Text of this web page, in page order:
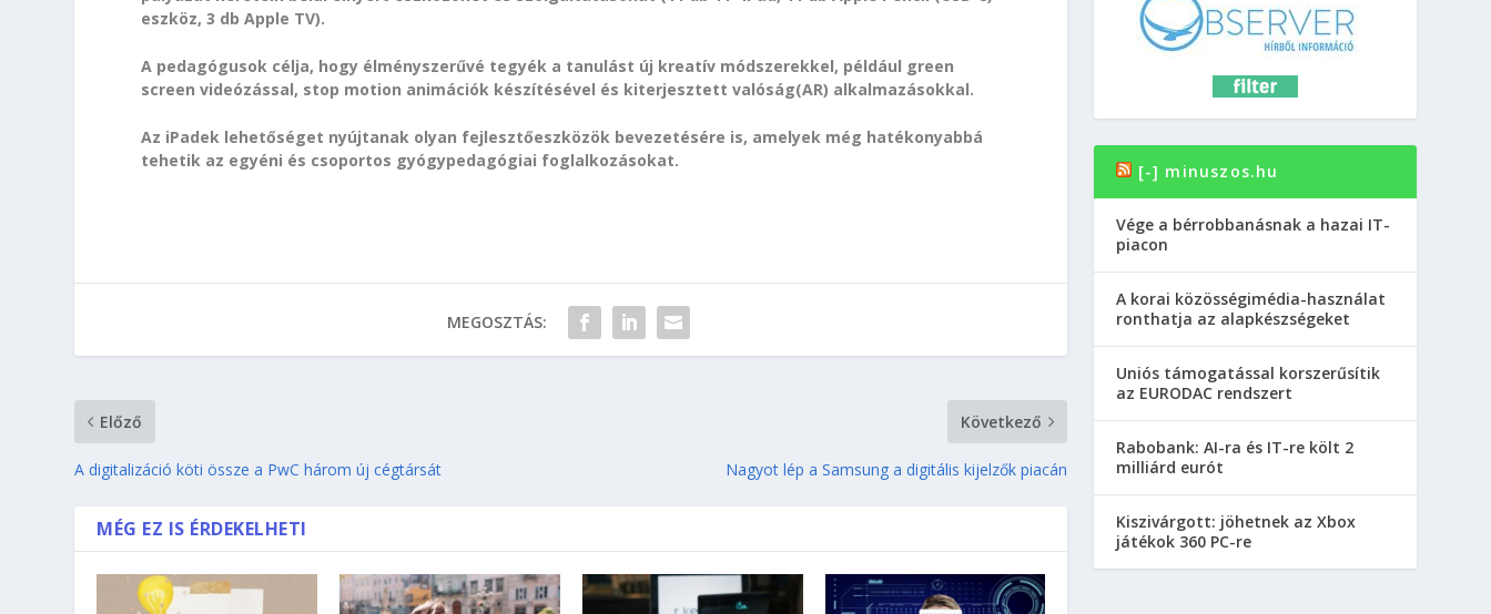
eszköz, 3 db Apple TV).
A pedagógusok célja, hogy élményszerűvé tegyék a tanulást új kreatív módszerekkel, például green
screen videózással, stop motion animációk készítésével és kiterjesztett valóság(AR) alkalmazásokkal.
Az iPadek lehetőséget nyújtanak olyan fejlesztőeszközök bevezetésére is, amelyek még hatékonyabbá
tehetik az egyéni és csoportos gyógypedagógiai foglalkozásokat.
MEGOSZTÁS:
Előző
A digitalizáció köti össze a PwC három új cégtársát
Következő
Nagyot lép a Samsung a digitális kijelzők piacán
MÉG EZ IS ÉRDEKELHETI
[-] minuszos.hu
Vége a bérrobbanásnak a hazai IT-
piacon
A korai közösségimédia-használat
ronthatja az alapkészségeket
Uniós támogatással korszerűsítik
az EURODAC rendszert
Rabobank: AI-ra és IT-re költ 2
milliárd eurót
Kiszivárgott: jöhetnek az Xbox
játékok 360 PC-re